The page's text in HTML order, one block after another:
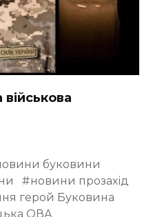
буковини
новини прозахід
герой Буковина
ОВА